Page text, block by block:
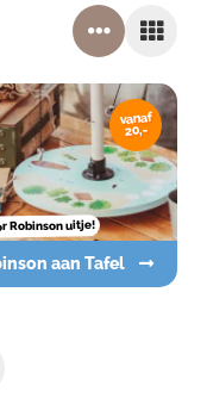
vanaf
20,-
Robinson uitje!
aan Tafel